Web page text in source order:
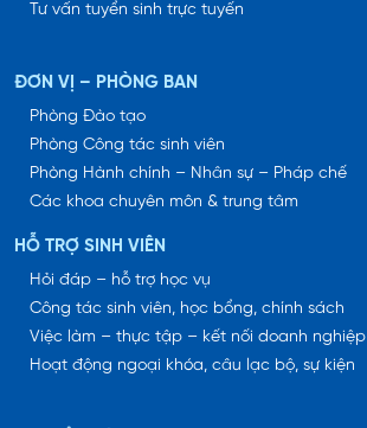
Tư vấn tuyển sinh trực tuyến
ĐƠN VỊ – PHÒNG BAN
Phòng Đào tạo
Phòng Công tác sinh viên
Phòng Hành chính – Nhân sự – Pháp chế
Các khoa chuyên môn & trung tâm
HỖ TRỢ SINH VIÊN
Hỏi đáp – hỗ trợ học vụ
Công tác sinh viên, học bổng, chính sách
Việc làm – thực tập – kết nối doanh nghiệp
Hoạt động ngoại khóa, câu lạc bộ, sự kiện